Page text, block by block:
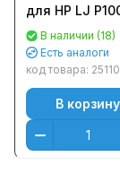
для HP LJ
P1505/ M1120/
M1522, LJ Pro
P1102, Canon
LBP6000
CB435A/436A/
В наличии (18)
Есть аналоги
код товара: 25110
В корзину